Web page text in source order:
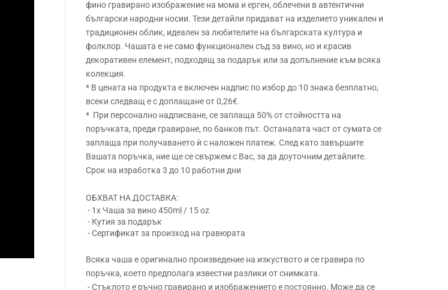
фино гравирано изображение на мома и ерген, облечени в автентични
български народни носии. Тези детайли придават на изделието уникален и
традиционен облик, идеален за любителите на българската култура и
фолклор. Чашата е не само функционален съд за вино, но и красив
декоративен елемент, подходящ за подарък или за допълнение към всяка
колекция.
* В цената на продукта е включен надпис по избор до 10 знака безплатно,
всеки следващ е с доплащане от 0,26€.
* При персонално надписване, се заплаща 50% от стойността на
поръчката, преди гравиране, по банков път. Останалата част от сумата се
заплаща при получаването ѝ с наложен платеж. След като завършите
Вашата поръчка, ние ще се свържем с Вас, за да доуточним детайлите.
Срок на изработка 3 до 10 работни дни
ОБХВАТ НА ДОСТАВКА:
- 1x Чаша за вино 450ml / 15 oz
- Кутия за подарък
- Сертификат за произход на гравюрата
Всяка чаша е оригинално произведение на изкуството и се гравира по
поръчка, което предполага известни разлики от снимката.
- Стъклото е ръчно гравирано и изображението е постоянно. Може да се